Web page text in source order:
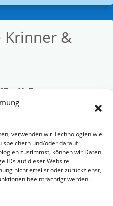
verwenden wir Technologien wie
speichern und/oder darauf
zustimmst, können wir Daten
IDs auf dieser Website
nicht erteilst oder zurückziehst,
beeinträchtigt werden.
Krinner &
e.V. Bayern
mit Sitz in
vielen juristischen
unmompliziert an die